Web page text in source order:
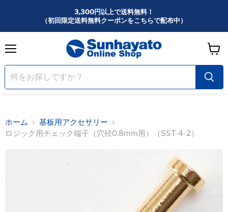
3,300円以上で送料無料！
（初回限定送料無料クーポンをこちらで配布中）
ニ
ュ
ー
ー
ト
を
ホーム
基板用アクセサリー
ロジック用チェック端子（穴径0.8mm用）（SST-4-2）